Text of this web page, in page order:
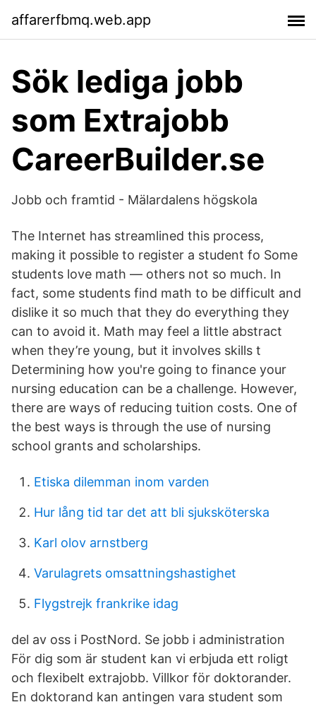
affarerfbmq.web.app
Sök lediga jobb
som Extrajobb
CareerBuilder.se
Jobb och framtid - Mälardalens högskola
The Internet has streamlined this process,
making it possible to register a student fo Some
students love math — others not so much. In
fact, some students find math to be difficult and
dislike it so much that they do everything they
can to avoid it. Math may feel a little abstract
when they’re young, but it involves skills t
Determining how you're going to finance your
nursing education can be a challenge. However,
there are ways of reducing tuition costs. One of
the best ways is through the use of nursing
school grants and scholarships.
Etiska dilemman inom varden
Hur lång tid tar det att bli sjuksköterska
Karl olov arnstberg
Varulagrets omsattningshastighet
Flygstrejk frankrike idag
del av oss i PostNord. Se jobb i administration
För dig som är student kan vi erbjuda ett roligt
och flexibelt extrajobb. Villkor för doktorander.
En doktorand kan antingen vara student som